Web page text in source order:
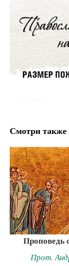
Смотри также
Проповедь
Прот.